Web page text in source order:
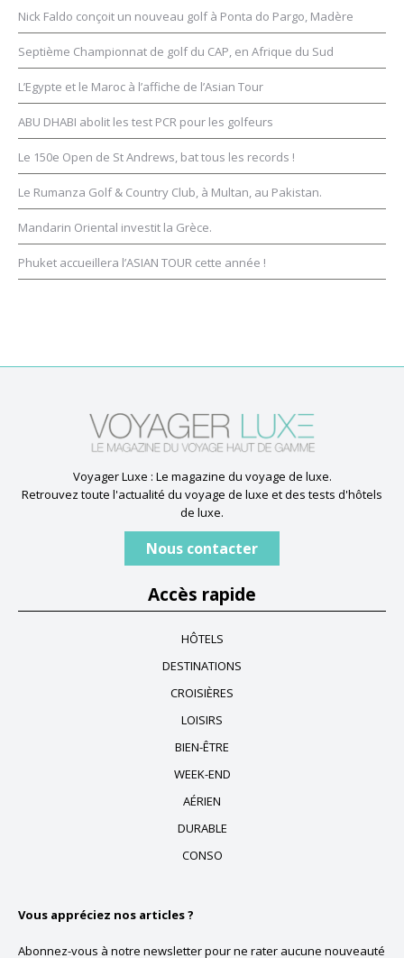
Nick Faldo conçoit un nouveau golf à Ponta do Pargo, Madère
Septième Championnat de golf du CAP, en Afrique du Sud
L’Egypte et le Maroc à l’affiche de l’Asian Tour
ABU DHABI abolit les test PCR pour les golfeurs
Le 150e Open de St Andrews, bat tous les records !
Le Rumanza Golf & Country Club, à Multan, au Pakistan.
Mandarin Oriental investit la Grèce.
Phuket accueillera l’ASIAN TOUR cette année !
Voyager Luxe : Le magazine du voyage de luxe.
Retrouvez toute l'actualité du voyage de luxe et des tests d'hôtels
de luxe.
Nous contacter
Accès rapide
HÔTELS
DESTINATIONS
CROISIÈRES
LOISIRS
BIEN-ÊTRE
WEEK-END
AÉRIEN
DURABLE
CONSO
Vous appréciez nos articles ?
Abonnez-vous à notre newsletter pour ne rater aucune nouveauté